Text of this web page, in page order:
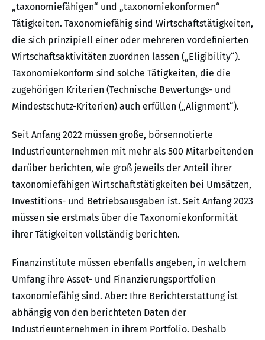
„taxonomiefähigen“ und „taxonomiekonformen“
Tätigkeiten. Taxonomiefähig sind Wirtschaftstätigkeiten,
die sich prinzipiell einer oder mehreren vordefinierten
Wirtschaftsaktivitäten zuordnen lassen („Eligibility“).
Taxonomiekonform sind solche Tätigkeiten, die die
zugehörigen Kriterien (Technische Bewertungs- und
Mindestschutz-Kriterien) auch erfüllen („Alignment“).
Seit Anfang 2022 müssen große, börsennotierte
Industrieunternehmen mit mehr als 500 Mitarbeitenden
darüber berichten, wie groß jeweils der Anteil ihrer
taxonomiefähigen Wirtschaftstätigkeiten bei Umsätzen,
Investitions- und Betriebsausgaben ist. Seit Anfang 2023
müssen sie erstmals über die Taxonomiekonformität
ihrer Tätigkeiten vollständig berichten.
Finanzinstitute müssen ebenfalls angeben, in welchem
Umfang ihre Asset- und Finanzierungsportfolien
taxonomiefähig sind. Aber: Ihre Berichterstattung ist
abhängig von den berichteten Daten der
Industrieunternehmen in ihrem Portfolio. Deshalb